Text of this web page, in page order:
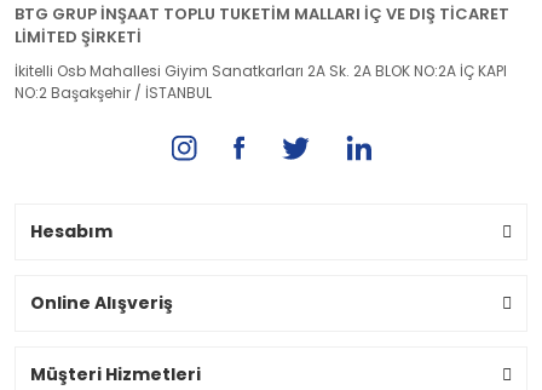
BTG GRUP İNŞAAT TOPLU TUKETİM MALLARI İÇ VE DIŞ TİCARET
LİMİTED ŞİRKETİ
İkitelli Osb Mahallesi Giyim Sanatkarları 2A Sk. 2A BLOK NO:2A İÇ KAPI
NO:2 Başakşehir / İSTANBUL
Hesabım
Online Alışveriş
Müşteri Hizmetleri